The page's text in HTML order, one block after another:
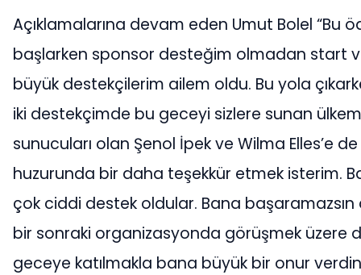
Açıklamalarına devam eden Umut Bolel “Bu
başlarken sponsor desteğim olmadan start
büyük destekçilerim ailem oldu. Bu yola
iki destekçimde bu geceyi sizlere sunan
sunucuları olan Şenol İpek ve Wilma Elles’e
huzurunda bir daha teşekkür etmek isterim.
çok ciddi destek oldular. Bana başaramazsın
bir sonraki organizasyonda görüşmek üzere
geceye katılmakla bana büyük bir onur